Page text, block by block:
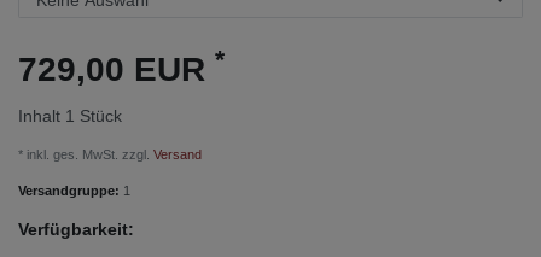
729,00 EUR *
Inhalt 1 Stück
* inkl. ges. MwSt. zzgl. Versand
Versandgruppe: 1
Verfügbarkeit: